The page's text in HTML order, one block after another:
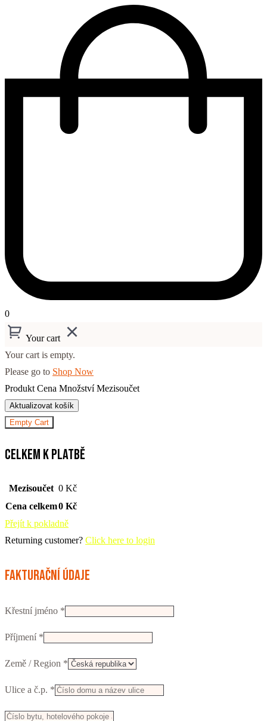
0
Your cart
Your cart is empty.
Please go to Shop Now
Produkt Cena MnožstvíMezisoučet
Aktualizovat košík
Empty Cart
Celkem k platbě
Mezisoučet 0 Kč
Cena celkem0 Kč
Přejít k pokladně
Returning customer? Click here to login
Fakturační údaje
Křestní jméno *
Příjmení *
Země / Region *
Ulice a č.p. *
Např.